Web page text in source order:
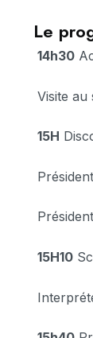
Le
14h30
Visite au
15H
15H10